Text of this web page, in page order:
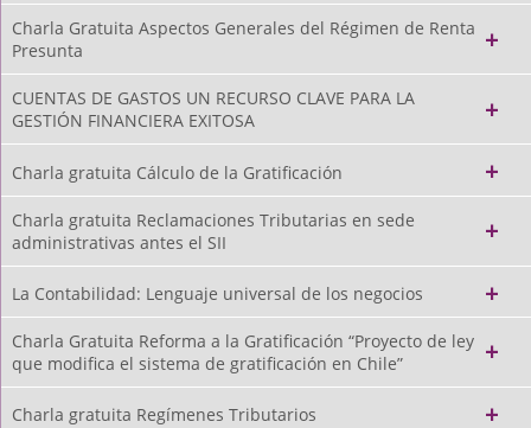
Charla Gratuita Aspectos Generales del Régimen de Renta
Presunta
CUENTAS DE GASTOS UN RECURSO CLAVE PARA LA
GESTIÓN FINANCIERA EXITOSA
Charla gratuita Cálculo de la Gratificación
Charla gratuita Reclamaciones Tributarias en sede
administrativas antes el SII
La Contabilidad: Lenguaje universal de los negocios
Charla Gratuita Reforma a la Gratificación “Proyecto de ley
que modifica el sistema de gratificación en Chile”
Charla gratuita Regímenes Tributarios